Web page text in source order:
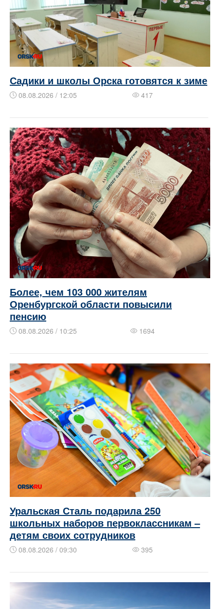
Садики и школы Орска готовятся к зиме
08.08.2026 / 12:05 417
Более, чем 103 000 жителям
Оренбургской области повысили
пенсию
08.08.2026 / 10:25 1694
Уральская Сталь подарила 250
школьных наборов первоклассникам –
детям своих сотрудников
08.08.2026 / 09:30 395